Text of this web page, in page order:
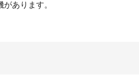
あります。